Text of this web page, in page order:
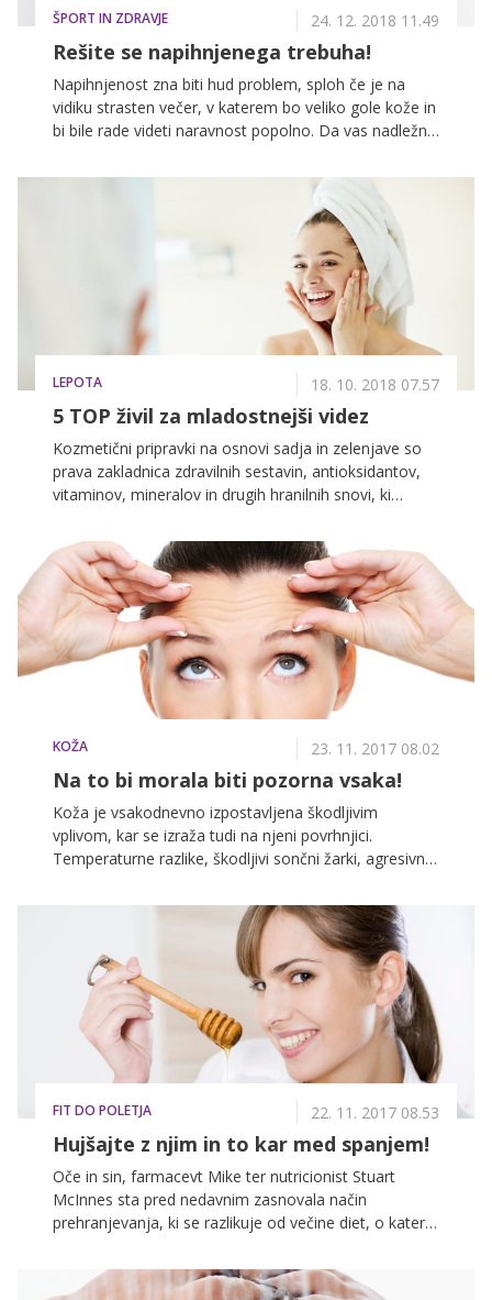
ŠPORT IN ZDRAVJE 24. 12. 2018 11.49
Rešite se napihnjenega trebuha!
Napihnjenost zna biti hud problem, sploh če je na
vidiku strasten večer, v katerem bo veliko gole kože in
bi bile rade videti naravnost popolno. Da vas nadležni
katera živila je 'varno' uživati pred srečanjem oziroma
posebno priložnostjo, da boste lahko samozavestno
LEPOTA 18. 10. 2018 07.57
5 TOP živil za mladostnejši videz
Kozmetični pripravki na osnovi sadja in zelenjave so
prava zakladnica zdravilnih sestavin, antioksidantov,
vitaminov, mineralov in drugih hranilnih snovi, ki
nevarnimi UV žarki, vremenskimi dejavniki in drugimi
negativnimi učinki, ki smo jim izpostavljeni na vsakem
koraku. Katerim vrstam sadja in zelenjave pa bi morali
namenjati posebno pozornost?
KOŽA 23. 11. 2017 08.02
Na to bi morala biti pozorna vsaka!
Koža je vsakodnevno izpostavljena škodljivim
vplivom, kar se izraža tudi na njeni povrhnjici.
Temperaturne razlike, škodljivi sončni žarki, agresivna
poleg naštetega pa njeni občutljivosti ne prizanaša niti
čas. Z gubami se danes srečujejo tudi ženske, ki še
niso dopolnile 30 let, najbolj pogoste in vidne
nastajajo okoli oči, ustnic, na čelu, vratu in dekolteju.
Je rešitev zgolj obisk lepotne klinike ali si naraven
videz in gladko kožo lahko povrnemo tudi same s
pomočjo krem proti gubam? Odgovor je odvisen od
številnih dejavnikov.
FIT DO POLETJA 22. 11. 2017 08.53
Hujšajte z njim in to kar med spanjem!
Oče in sin, farmacevt Mike ter nutricionist Stuart
McInnes sta pred nedavnim zasnovala način
prehranjevanja, ki se razlikuje od večine diet, o katerih
Glavna značilnost hibernacijske diete je namreč ta, da
približno uro pred spanjem pojeste dve žlički medu,